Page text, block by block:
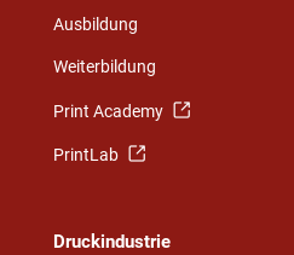
Ausbildung
Weiterbildung
Print Academy
PrintLab
Druckindustrie